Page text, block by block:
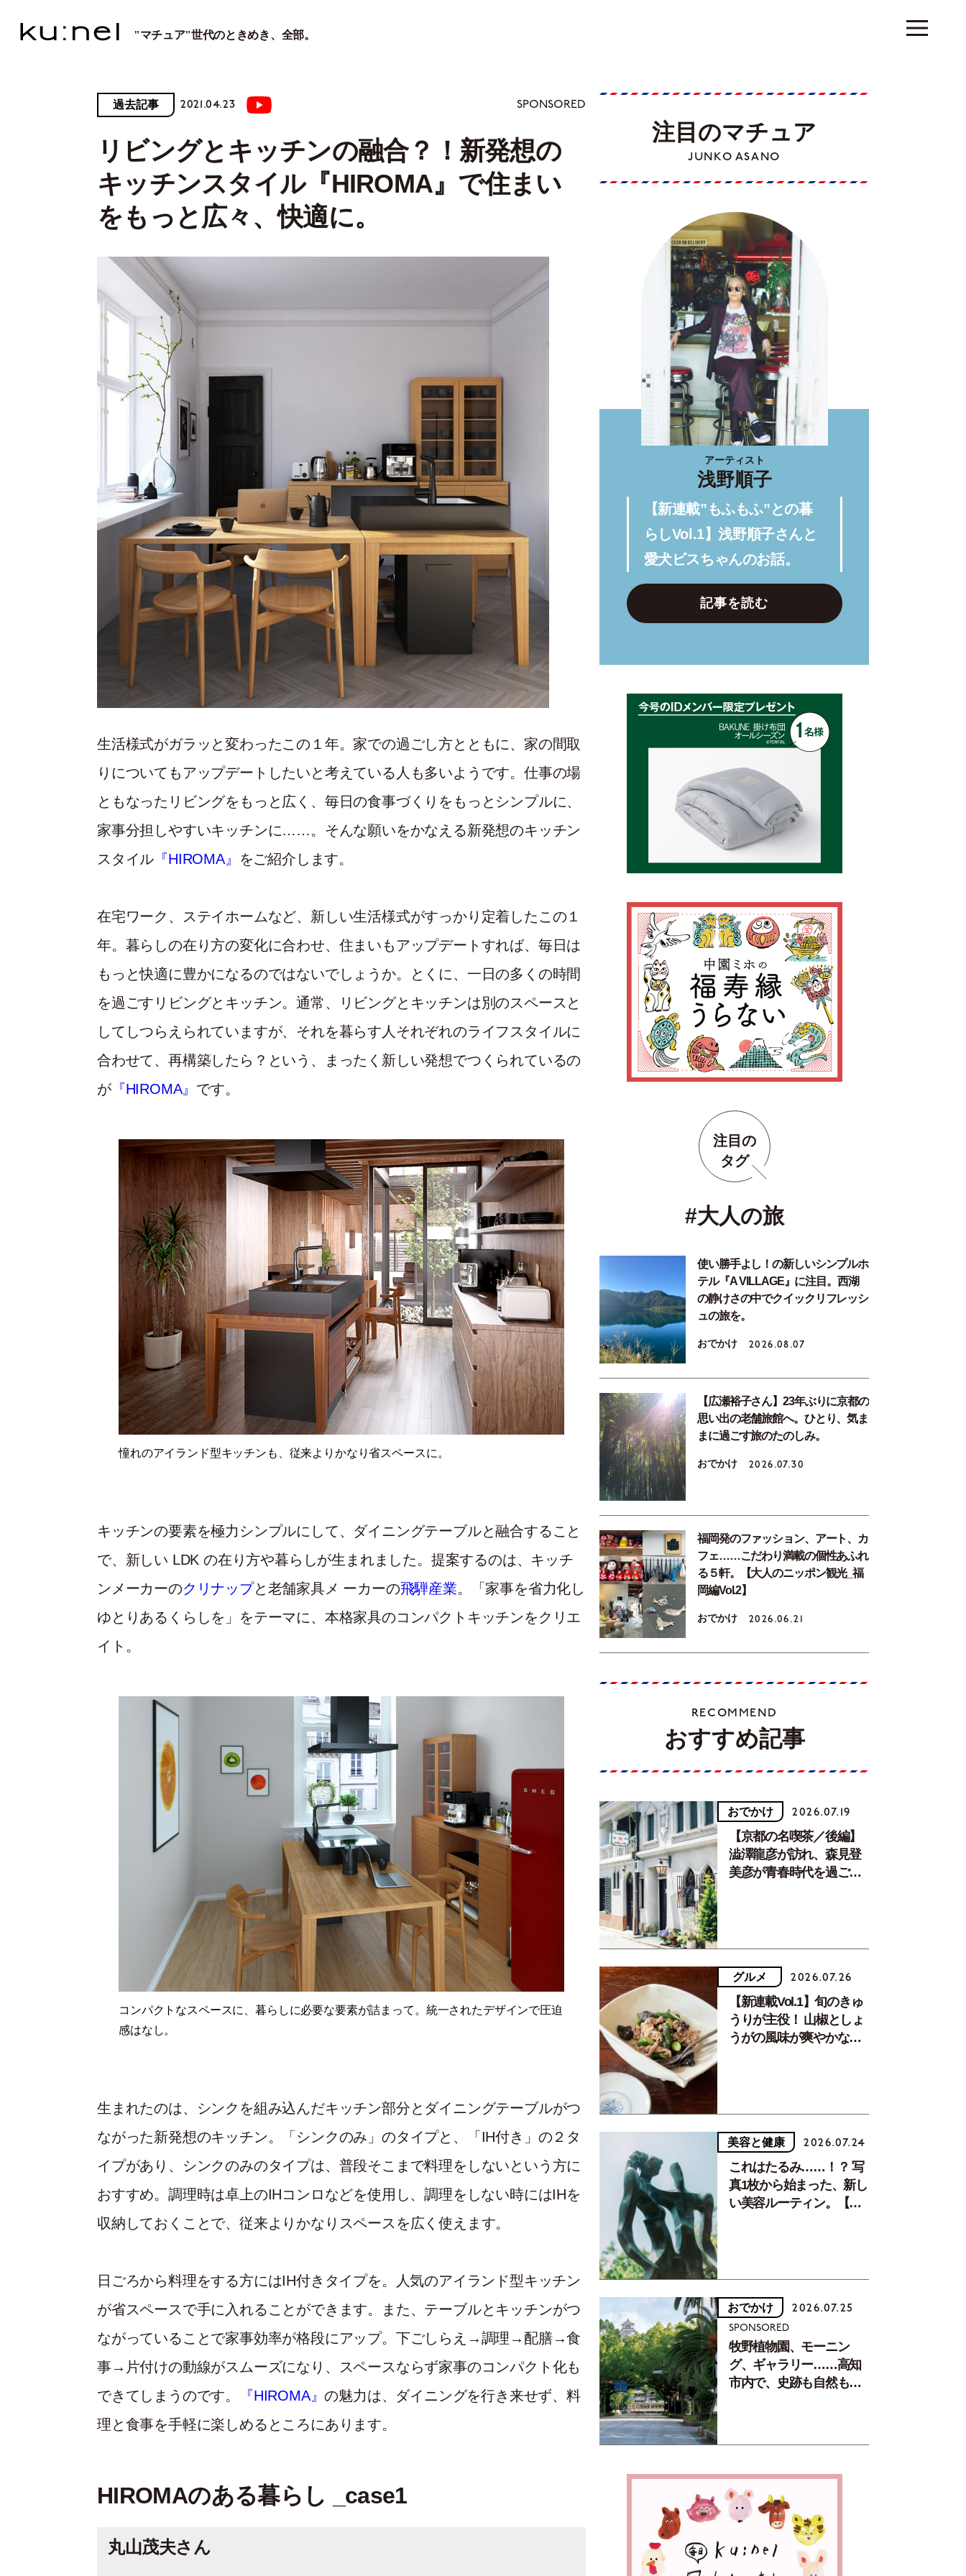
"マチュア"世代のときめき、全部。
過去記事 2021.04.23 SPONSORED
リビングとキッチンの融合？！新発想の
キッチンスタイル『HIROMA』で住まい
をもっと広々、快適に。
生活様式がガラッと変わったこの１年。家での過ごし方とともに、家の間取
りについてもアップデートしたいと考えている人も多いようです。仕事の場
ともなったリビングをもっと広く、毎日の食事づくりをもっとシンプルに、
家事分担しやすいキッチンに……。そんな願いをかなえる新発想のキッチン
スタイル 『HIROMA』 をご紹介します。
在宅ワーク、ステイホームなど、新しい生活様式がすっかり定着したこの１
年。暮らしの在り方の変化に合わせ、住まいもアップデートすれば、毎日は
もっと快適に豊かになるのではないでしょうか。とくに、一日の多くの時間
を過ごすリビングとキッチン。通常、リビングとキッチンは別のスペースと
してしつらえられていますが、それを暮らす人それぞれのライフスタイルに
合わせて、再構築したら？という、まったく新しい発想でつくられているの
が『HIROMA』 です。
憧れのアイランド型キッチンも、従来よりかなり省スペースに。
キッチンの要素を極力シンプルにして、ダイニングテーブルと融合すること
で、新しい LDK の在り方や暮らしが生まれました。提案するのは、キッチ
ンメーカーのクリナップと老舗家具メ ーカーの飛騨産業。「家事を省力化し
ゆとりあるくらしを」をテーマに、本格家具のコンパクトキッチンをクリエ
イト。
コンパクトなスペースに、暮らしに必要な要素が詰まって。統一されたデザインで圧迫
感はなし。
生まれたのは、シンクを組み込んだキッチン部分とダイニングテーブルがつ
ながった新発想のキッチン。「シンクのみ」のタイプと、「IH付き」の２タ
イプがあり、シンクのみのタイプは、普段そこまで料理をしないという方に
おすすめ。調理時は卓上のIHコンロなどを使用し、調理をしない時にはIHを
収納しておくことで、従来よりかなりスペースを広く使えます。
日ごろから料理をする方にはIH付きタイプを。人気のアイランド型キッチン
が省スペースで手に入れることができます。また、テーブルとキッチンがつ
ながっていることで家事効率が格段にアップ。下ごしらえ→調理→配膳→食
事→片付けの動線がスムーズになり、スペースならず家事のコンパクト化も
できてしまうのです。
『HIROMA』の魅力は、ダイニングを行き来せず、料
理と食事を手軽に楽しめるところにあります。
HIROMAのある暮らし _case1
丸山茂夫さん
注目のマチュア
JUNKO ASANO
アーティスト
浅野順子
【新連載”もふもふ”との暮
らしVol.1】浅野順子さんと
愛犬ビスちゃんのお話。
記事を読む
注目の
タグ
#大人の旅
使い勝手よし！の新しいシンプルホ
テル『A VILLAGE』に注目。西湖
の静けさの中でクイックリフレッシ
ュの旅を。
おでかけ 2026.08.07
【広瀬裕子さん】23年ぶりに京都の
思い出の老舗旅館へ。ひとり、気ま
まに過ごす旅のたのしみ。
おでかけ 2026.07.30
福岡発のファッション、アート、カ
フェ……こだわり満載の個性あふれ
る５軒。【大人のニッポン観光_福
岡編Vol.2】
おでかけ 2026.06.21
RECOMMEND
おすすめ記事
おでかけ 2026.07.19
【京都の名喫茶／後編】
澁澤龍彦が訪れ、森見登
美彦が青春時代を過ごし
グルメ 2026.07.26
【新連載Vol.1】旬のきゅ
うりが主役！ 山椒としょ
うがの風味が爽やかな、
美容と健康 2026.07.24
これはたるみ……！？ 写
真1枚から始まった、新し
い美容ルーティン。【中
おでかけ 2026.07.25
SPONSORED
牧野植物園、モーニン
グ、ギャラリー……高知
市内で、史跡も自然もグ